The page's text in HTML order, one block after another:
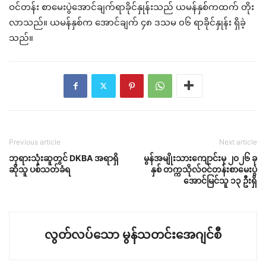
ဝင်တန်း စာမေးပွဲအောင်ချက်ရာခိုင်နှုန်းသည် ယမန်နှစ်ကထက် တိုး
လာသည်။ ယမန်နှစ်က အောင်ချက် ၄၈ ဒသမ ၀၆ ရာခိုင်နှုန်း ရှိခဲ့
သည်။
Previous article
ဘုရားသုံးဆူတွင် DKBA အရာရှိ
ဆိုသူ ပစ်သတ်ခံရ
Next article
မွန်အမျိုးသားကျောင်းမှ ၂၀၂၆ ခု
နှစ် တက္ကသိုလ်ဝင်တန်းစာမေးပွဲ
အောင်မြင်သူ ၁၃ ဦးရှိ
လွတ်လပ်သော မွန်သတင်းအေဂျင်စီ